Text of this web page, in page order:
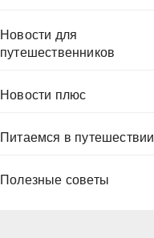
Новости для
путешественников
Новости плюс
Питаемся в путешествии
Полезные советы